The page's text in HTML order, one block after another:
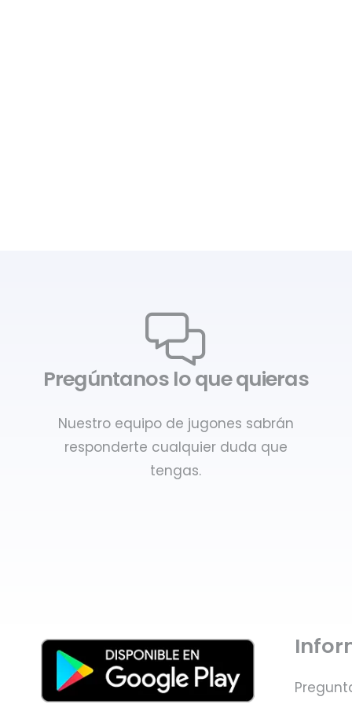
Pregúntanos lo que quieras
Nuestro equipo de jugones sabrán
responderte cualquier duda que
tengas.